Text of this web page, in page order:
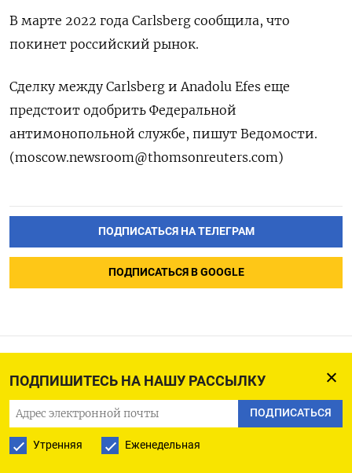
ПОДПИШИТЕСЬ НА НАШУ РАССЫЛКУ
ПОДПИСАТЬСЯ
Утренняя Еженедельная
В марте 2022 года Carlsberg сообщила, что
покинет российский рынок.
Сделку между Carlsberg и Anadolu Efes еще
предстоит одобрить Федеральной
антимонопольной службе, пишут Ведомости.
(moscow.newsroom@thomsonreuters.com)
ПОДПИСАТЬСЯ НА ТЕЛЕГРАМ
ПОДПИСАТЬСЯ В GOOGLE
Новые санкции США
оставили без турбин «Силу
Сибири» и «Турецкий
поток»